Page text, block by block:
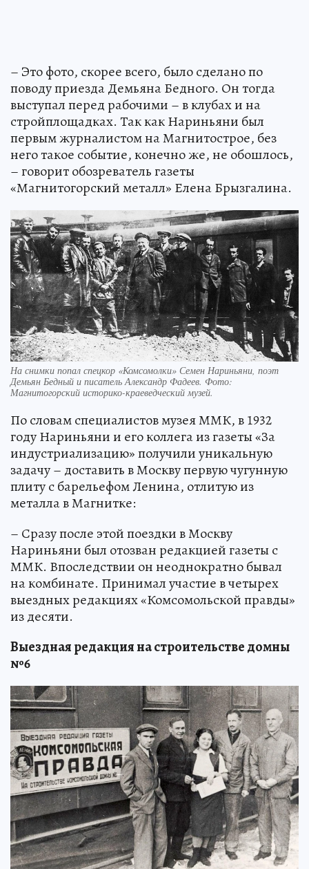
– Это фото, скорее всего, было сделано по
поводу приезда Демьяна Бедного. Он тогда
выступал перед рабочими – в клубах и на
стройплощадках. Так как Нариньяни был
первым журналистом на Магнитострое, без
него такое событие, конечно же, не обошлось,
– говорит обозреватель газеты
«Магнитогорский металл» Елена Брызгалина.
На снимки попал спецкор «Комсомолки» Семен Нариньяни, поэт
Демьян Бедный и писатель Александр Фадеев. Фото:
Магнитогорский историко-краеведческий музей.
По словам специалистов музея ММК, в 1932
году Нариньяни и его коллега из газеты «За
индустриализацию» получили уникальную
задачу – доставить в Москву первую чугунную
плиту с барельефом Ленина, отлитую из
металла в Магнитке:
– Сразу после этой поездки в Москву
Нариньяни был отозван редакцией газеты с
ММК. Впоследствии он неоднократно бывал
на комбинате. Принимал участие в четырех
выездных редакциях «Комсомольской правды»
из десяти.
Выездная редакция на строительстве домны
№6